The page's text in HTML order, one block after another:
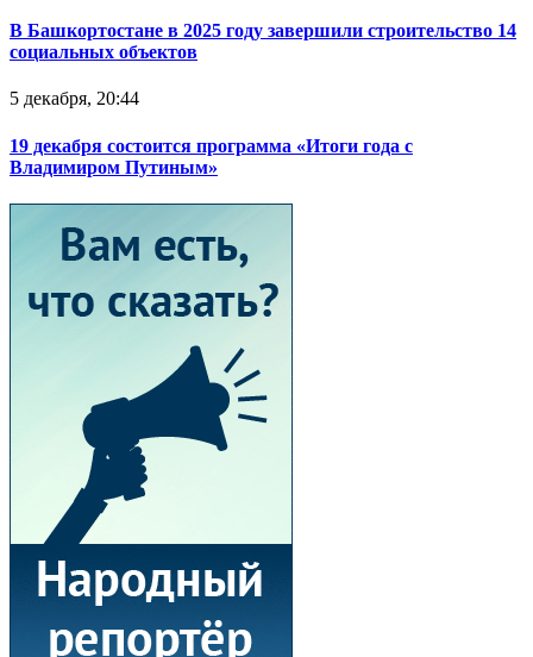
В Башкортостане в 2025 году завершили строительство 14
социальных объектов
5 декабря, 20:44
19 декабря состоится программа «Итоги года с
Владимиром Путиным»